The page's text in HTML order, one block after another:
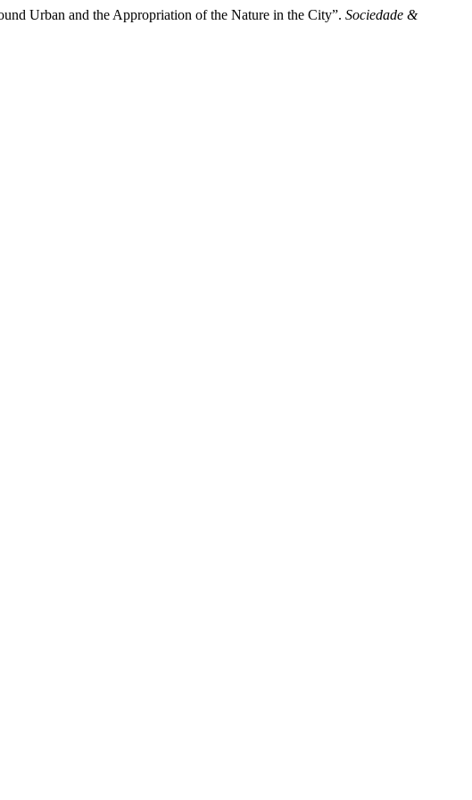
Urban and the Appropriation of the Nature in the City”. Sociedade &